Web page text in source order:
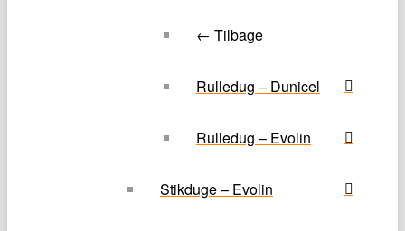
← Tilbage
Rulledug – Dunicel
Rulledug – Evolin
Stikduge – Evolin